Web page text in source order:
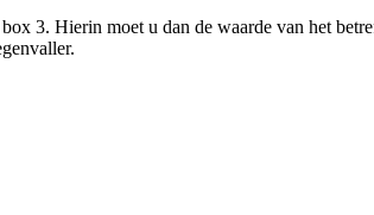
3. Hierin moet u dan de waarde van het